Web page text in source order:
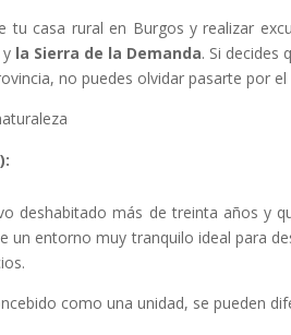
tu casa rural en Burgos y realizar
la Sierra de la Demanda. Si decides
no puedes olvidar pasarte por
deshabitado más de treinta años y
un entorno muy tranquilo ideal para
como una unidad, se pueden